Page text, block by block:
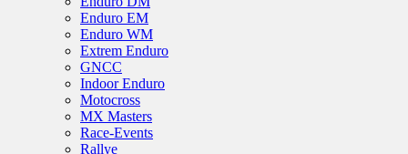
Enduro EM
Enduro WM
Extrem Enduro
GNCC
Indoor Enduro
Motocross
MX Masters
Race-Events
Rallye